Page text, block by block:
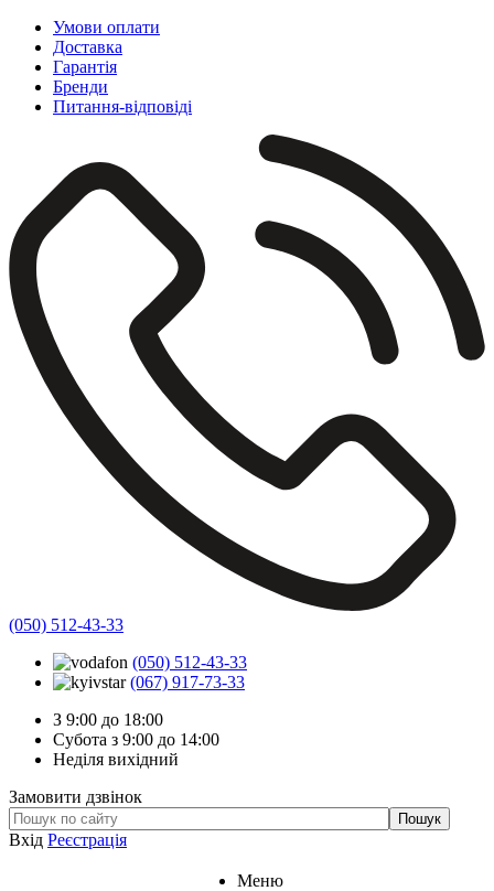
Умови оплати
Доставка
Гарантія
Бренди
Питання-відповіді
(050) 512-43-33
(050) 512-43-33
(067) 917-73-33
З 9:00 до 18:00
Субота з 9:00 до 14:00
Неділя вихідний
Замовити дзвінок
Вхід Реєстрація
Меню